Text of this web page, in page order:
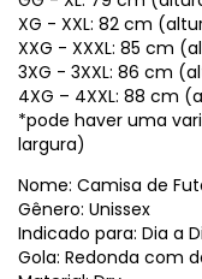
XG - XXL: 82 cm
XXG - XXXL: 85 cm
3XG - 3XXL: 86 cm
4XG – 4XXL: 88 cm
*pode haver uma
largura)
Nome: Camisa de
Gênero: Unissex
Indicado para: Dia a
Gola: Redonda com